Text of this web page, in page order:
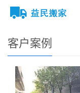
您的位置： 网站首页
客户案例